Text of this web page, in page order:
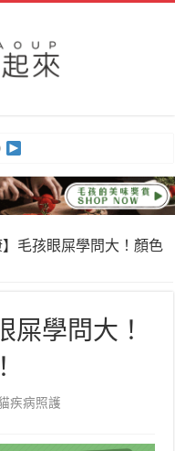
】毛孩眼屎學問大！顏色
屎學問大！
疾病照護